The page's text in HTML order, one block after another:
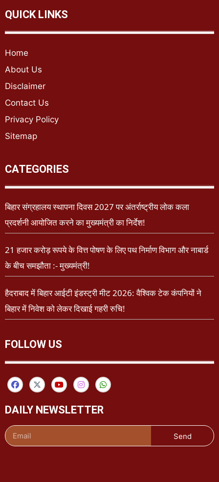
QUICK LINKS
Home
About Us
Disclaimer
Contact Us
Privacy Policy
Sitemap
CATEGORIES
बिहार संग्रहालय स्थापना दिवस 2027 पर अंतर्राष्ट्रीय लोक कला
प्रदर्शनी आयोजित करने का मुख्यमंत्री का निर्देश!
21 हजार करोड़ रूपये के वित्त पोषण के लिए पथ निर्माण विभाग और नाबार्ड
के बीच समझौता :- मुख्यमंत्री!
हैदराबाद में बिहार आईटी इंडस्ट्री मीट 2026: वैश्विक टेक कंपनियों ने
बिहार में निवेश को लेकर दिखाई गहरी रुचि!
FOLLOW US
DAILY NEWSLETTER
Send